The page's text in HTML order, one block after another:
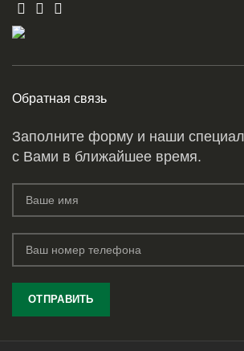
Обратная связь
Заполните форму и наши
с Вами в ближайшее время.